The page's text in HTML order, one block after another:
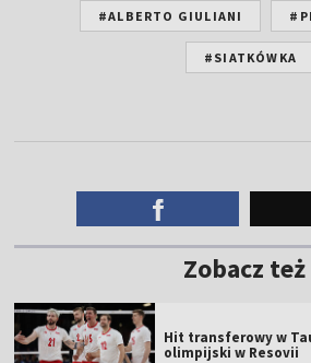
#ALBERTO GIULIANI
#SIATKÓWKA
Zobacz też
Hit transferowy w
olimpijski w Resovii